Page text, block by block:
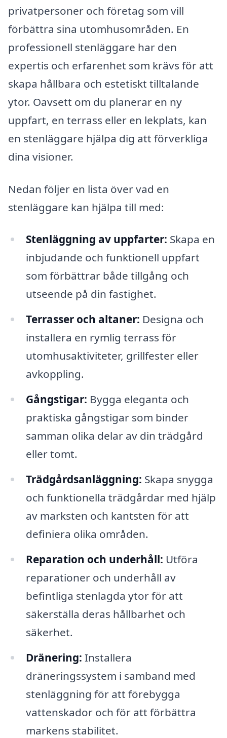
privatpersoner och företag som vill
förbättra sina utomhusområden. En
professionell stenläggare har den
expertis och erfarenhet som krävs för att
skapa hållbara och estetiskt tilltalande
ytor. Oavsett om du planerar en ny
uppfart, en terrass eller en lekplats, kan
en stenläggare hjälpa dig att förverkliga
dina visioner.
Nedan följer en lista över vad en
stenläggare kan hjälpa till med:
Stenläggning av uppfarter: Skapa en
inbjudande och funktionell uppfart
som förbättrar både tillgång och
utseende på din fastighet.
Terrasser och altaner: Designa och
installera en rymlig terrass för
utomhusaktiviteter, grillfester eller
avkoppling.
Gångstigar: Bygga eleganta och
praktiska gångstigar som binder
samman olika delar av din trädgård
eller tomt.
Trädgårdsanläggning: Skapa snygga
och funktionella trädgårdar med hjälp
av marksten och kantsten för att
definiera olika områden.
Reparation och underhåll: Utföra
reparationer och underhåll av
befintliga stenlagda ytor för att
säkerställa deras hållbarhet och
säkerhet.
Dränering: Installera
dräneringssystem i samband med
stenläggning för att förebygga
vattenskador och för att förbättra
markens stabilitet.